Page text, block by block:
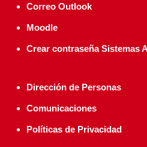
Correo Outlook
Moodle
Crear contraseña Sistemas
Dirección de Personas
Comunicaciones
Políticas de Privacidad